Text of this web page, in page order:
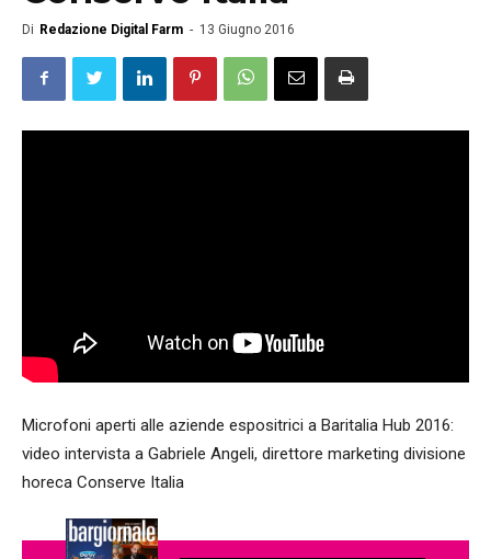
Di Redazione Digital Farm - 13 Giugno 2016
Microfoni aperti alle aziende espositrici a Baritalia Hub 2016:
video intervista a Gabriele Angeli, direttore marketing divisione
horeca Conserve Italia